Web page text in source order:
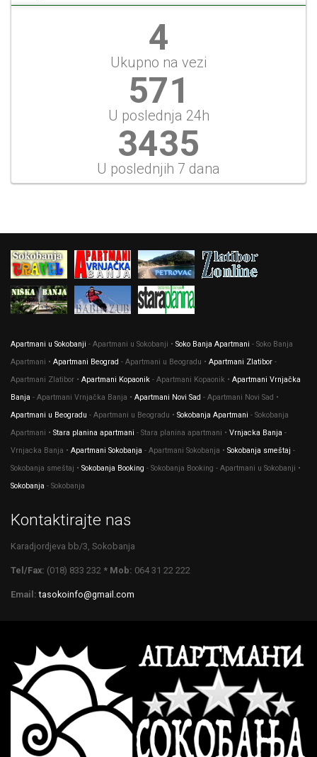
5
Ukupno na vezi
615
U poslednja 24h
3699
U poslednjih 7 dana
Apartmani u Sokobanji - Apartmani u Sokobanji • Soko Banja Apartmani - Soko Banja
Apartmani • Apartmani Beograd - Apartmani u Beogradu • Apartmani Zlatibor -
Apartmani Zlatibor • Apartmani Kopaonik - Apartmani Kopaonik • Apartmani Vrnjačka
Banja - Apartmani Vrnjačka Banja • Apartmani Novi Sad - Apartmani Novi Sad •
Apartmani u Beogradu - Apartmani u Beogradu • Sokobanja Apartmani - Sokobanja
Apartmani • Stara planina apartmani - Stara planina apartmani • Vrnjacka Banja -
Vrnjacka Banja • Apartmani Sokobanja - Apartmani Sokobanja • Sokobanja smeštaj -
Sokobanja smeštaj • Sokobanja Booking - Sokobanja Booking - Apartmani u Sokobanji •
Sokobanja - Sokobanja
Kontaktirajte nas
Karadjordjeva bb/3, Sokobanja
Tel/Fax: (018) 833 232 * Mob: 064 31 22 222
Email: tasokoinfo@gmail.com